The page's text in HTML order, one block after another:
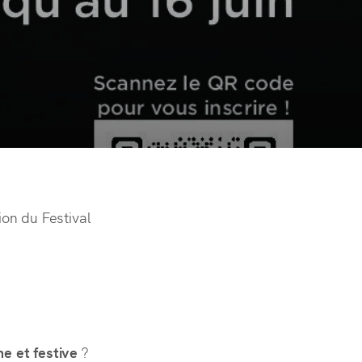
du Festival
et festive ?